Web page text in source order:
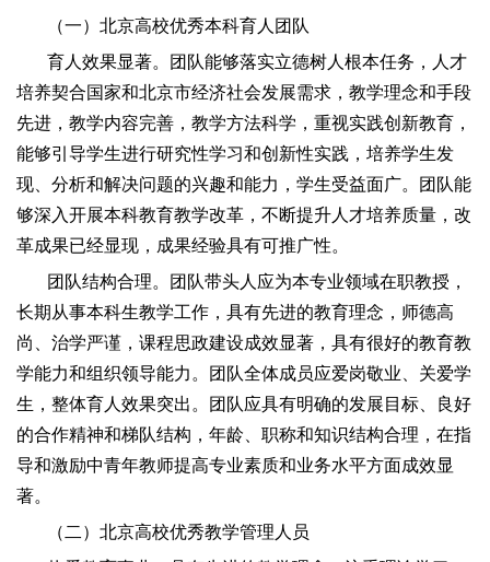
（一）北京高校优秀本科育人团队
育人效果显著。团队能够落实立德树人根本任务，人才
培养契合国家和北京市经济社会发展需求，教学理念和手段
先进，教学内容完善，教学方法科学，重视实践创新教育，
能够引导学生进行研究性学习和创新性实践，培养学生发
现、分析和解决问题的兴趣和能力，学生受益面广。团队能
够深入开展本科教育教学改革，不断提升人才培养质量，改
革成果已经显现，成果经验具有可推广性。
团队结构合理。团队带头人应为本专业领域在职教授，
长期从事本科生教学工作，具有先进的教育理念，师德高
尚、治学严谨，课程思政建设成效显著，具有很好的教育教
学能力和组织领导能力。团队全体成员应爱岗敬业、关爱学
生，整体育人效果突出。团队应具有明确的发展目标、良好
的合作精神和梯队结构，年龄、职称和知识结构合理，在指
导和激励中青年教师提高专业素质和业务水平方面成效显
著。
（二）北京高校优秀教学管理人员